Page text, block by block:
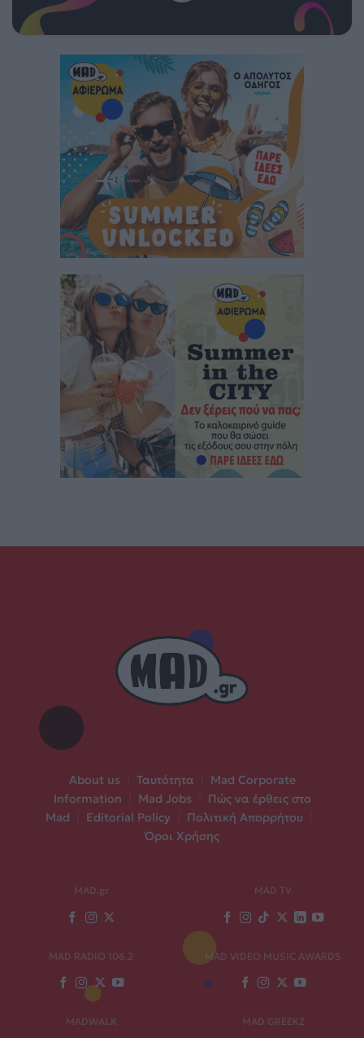
About us Ταυτότητα
Mad Corporate
Information
Mad Jobs
Πώς να έρθεις στο
Mad
Editorial Policy Πολιτική Απορρήτου
Όροι Χρήσης
MAD.gr MAD TV
MAD RADIO 106,2 MAD VIDEO MUSIC AWARDS
MADWALK MAD GREEKZ